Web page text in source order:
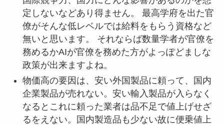
定しないなどあり得ません。 最高学府を出た官
僚がそんな低レベルでは給料をもらう資格など
無いと思います。 それならば数量学者が官僚を
務めるかAIが官僚を務めた方がよっぽどましな
政策が出来ますよね。
物価高の要因は、安い外国製品に頼って、国内
企業製品が売れない。安い輸入製品が入らなく
なるとこれに頼った業者は品不足で値上げせざ
るをえない。国内製造品も少ない故に便乗値上